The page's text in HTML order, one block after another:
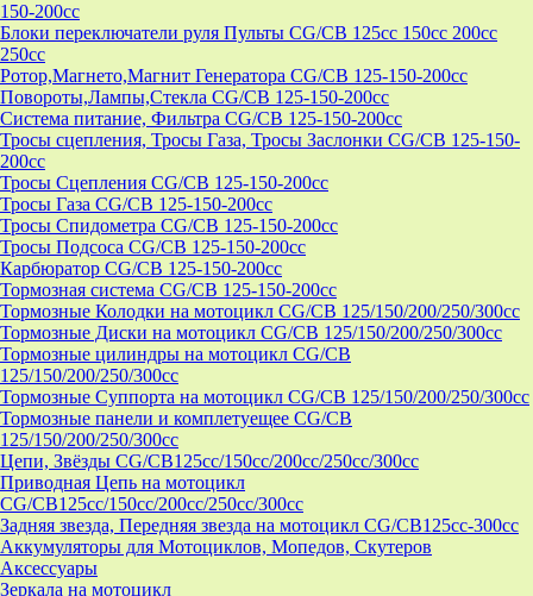
150-200cc
Блоки переключатели руля Пульты CG/CB 125cc 150cc 200cc
250cc
Ротор,Магнето,Магнит Генератора CG/CB 125-150-200cc
Повороты,Лампы,Стекла CG/CB 125-150-200cc
Система питание, Фильтра CG/CB 125-150-200cc
Тросы сцепления, Тросы Газа, Тросы Заслонки CG/CB 125-150-
200cc
Тросы Сцепления CG/CB 125-150-200cc
Тросы Газа CG/CB 125-150-200cc
Тросы Спидометра CG/CB 125-150-200cc
Тросы Подсоса CG/CB 125-150-200cc
Карбюратор CG/CB 125-150-200cc
Тормозная система CG/CB 125-150-200cc
Тормозные Колодки на мотоцикл CG/CB 125/150/200/250/300cc
Тормозные Диски на мотоцикл CG/CB 125/150/200/250/300cc
Тормозные цилиндры на мотоцикл CG/CB
125/150/200/250/300cc
Тормозные Суппорта на мотоцикл CG/CB 125/150/200/250/300cc
Тормозные панели и комплетуещее CG/CB
125/150/200/250/300cc
Цепи, Звёзды CG/CB125cc/150cc/200cc/250cc/300cc
Приводная Цепь на мотоцикл
CG/CB125cc/150cc/200cc/250cc/300cc
Задняя звезда, Передняя звезда на мотоцикл CG/CB125cc-300сс
Аккумуляторы для Мотоциклов, Мопедов, Скутеров
Аксессуары
Зеркала на мотоцикл